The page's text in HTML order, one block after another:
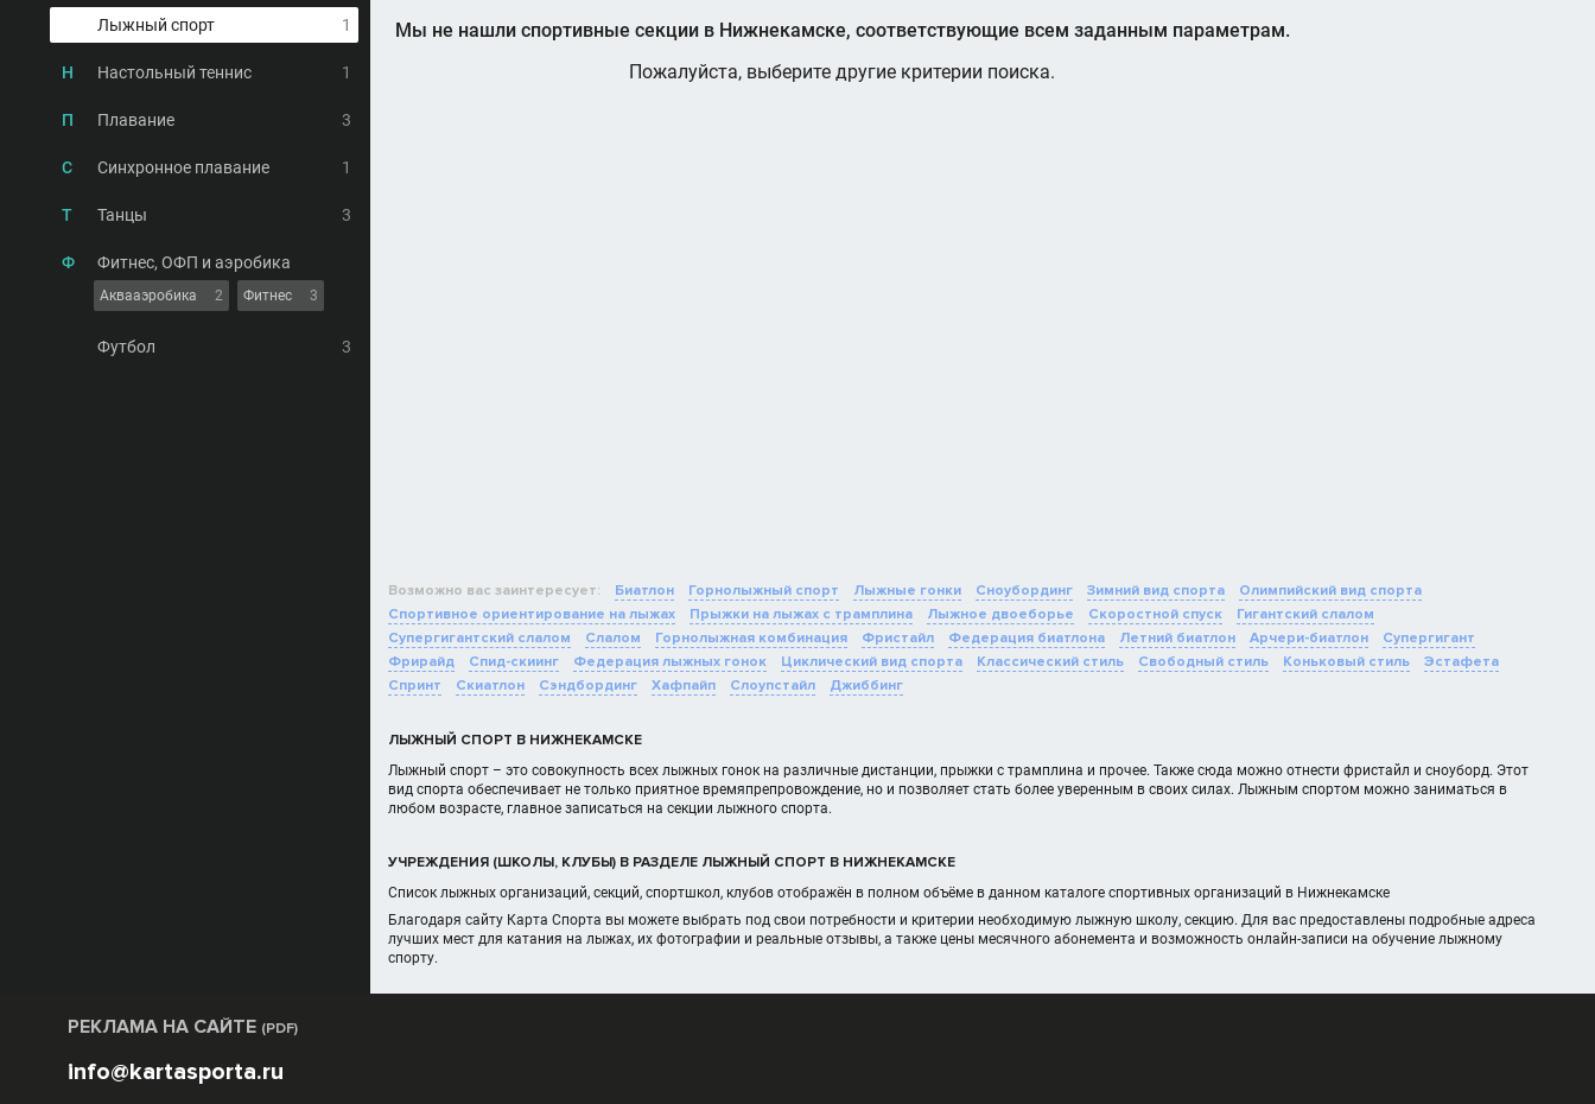
Лыжный спорт
1
Н Настольный теннис 1
П Плавание 3
С Синхронное плавание 1
Т Танцы 3
Ф Фитнес, ОФП и аэробика
Аквааэробика 2 Фитнес 3
Футбол 3
Мы не нашли спортивные секции в Нижнекамске, соответствующие всем заданным параметрам.
Пожалуйста, выберите другие критерии поиска.
Возможно вас заинтересует: Биатлон Горнолыжный спорт Лыжные гонки Сноубординг Зимний вид спорта
Олимпийский вид спорта
Спортивное ориентирование на лыжах
Прыжки на лыжах с трамплина Лыжное двоеборье Скоростной спуск
Гигантский слалом
Супергигантский слалом
Слалом Горнолыжная комбинация Фристайл Федерация биатлона Летний биатлон Арчери-биатлон
Супергигант
Фрирайд
Спид-скиинг Федерация лыжных гонок Циклический вид спорта Классический стиль Свободный стиль Коньковый стиль
Эстафета
Спринт
Скиатлон Сэндбординг Хафпайп Слоупстайл Джиббинг
ЛЫЖНЫЙ СПОРТ В НИЖНЕКАМСКЕ
Лыжный спорт – это совокупность всех лыжных гонок на различные дистанции, прыжки с трамплина и прочее. Также сюда можно отнести фристайл и сноуборд. Этот
вид спорта обеспечивает не только приятное времяпрепровождение, но и позволяет стать более уверенным в своих силах. Лыжным спортом можно заниматься в
любом возрасте, главное записаться на секции лыжного спорта.
УЧРЕЖДЕНИЯ (ШКОЛЫ, КЛУБЫ) В РАЗДЕЛЕ ЛЫЖНЫЙ СПОРТ В НИЖНЕКАМСКЕ
Список лыжных организаций, секций, спортшкол, клубов отображён в полном объёме в данном каталоге спортивных организаций в Нижнекамске
Благодаря сайту Карта Спорта вы можете выбрать под свои потребности и критерии необходимую лыжную школу, секцию. Для вас предоставлены подробные адреса
лучших мест для катания на лыжах, их фотографии и реальные отзывы, а также цены месячного абонемента и возможность онлайн-записи на обучение лыжному
спорту.
РЕКЛАМА НА САЙТЕ (PDF)
info@kartasporta.ru